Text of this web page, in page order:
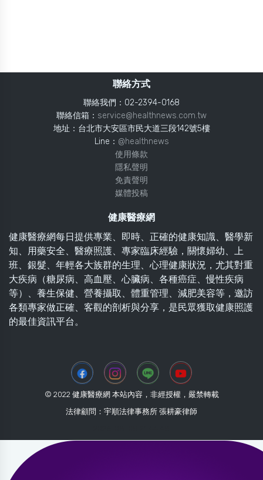
聯絡方式
聯絡我們：02-2394-0168
聯絡信箱： service@healthnews.com.tw
地址：台北市大安區市民大道三段142號5樓
Line： @healthnews
使用條款
隱私聲明
免責聲明
媒體投稿
健康醫療網
健康醫療網每日提供專業、即時、正確的健康知識、醫學新
知、用藥安全、醫療照護、專家臨床經驗，關懷婦幼、上
班、銀髮、年輕各大族群的生理、心理健康狀況，尤其對重
大疾病（糖尿病、高血壓、心臟病、各種癌症、慢性疾病
等）、養生保健、營養攝取、體重管理、減肥美容等，邀訪
各類專家做正確、客觀的剖析與分享，是民眾獲取健康照護
的最佳資訊平台。
© 2022 健康醫療網 本站內容，非經授權，嚴禁轉載
法律顧問：宇順法律事務所 張耕豪律師